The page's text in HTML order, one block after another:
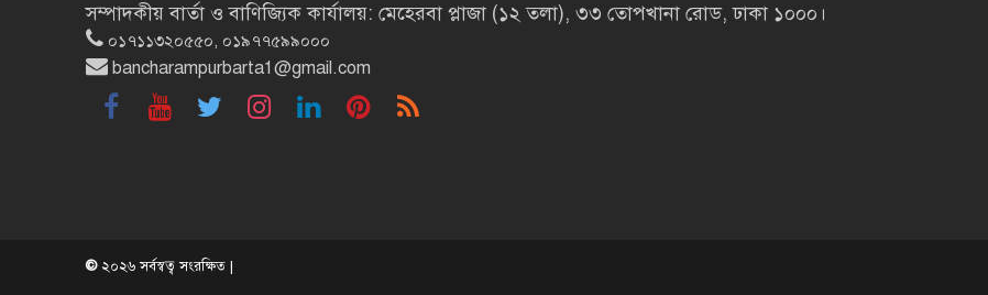
সম্পাদকীয় বার্তা ও বাণিজ্যিক কার্যালয়: মেহেরবা প্লাজা (১২ তলা), ৩৩ তোপখানা রোড, ঢাকা ১০০০।
০১৭১১৩২০৫৫০, ০১৯৭৭৫৯৯০০০
bancharampurbarta1@gmail.com
© ২০২৬ সর্বস্বত্ব সংরক্ষিত |